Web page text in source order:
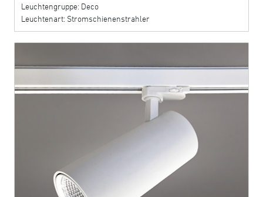
Leuchtengruppe: Deco
Leuchtenart: Stromschienenstrahler